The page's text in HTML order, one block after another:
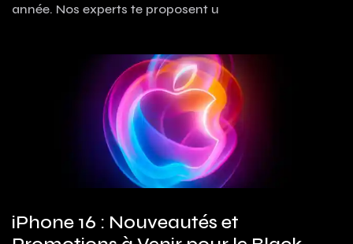
année. Nos experts te proposent u
iPhone 16 : Nouveautés et